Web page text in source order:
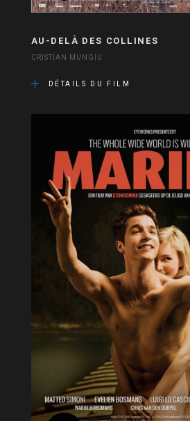
AU-DELÀ DES COLLINES
CRISTIAN MUNGIU
DÉTAILS DU FILM